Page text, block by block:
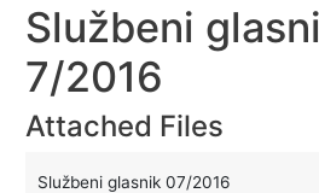
Službeni
7/2016
Attached Files
Službeni glasnik 07/2016